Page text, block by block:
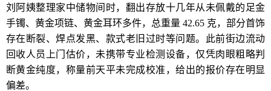
刘阿姨整理家中储物间时，翻出存放十几年从未佩戴的足金
手镯、黄金项链、黄金耳环多件，总重量 42.65 克，部分首饰
存在断裂、焊点发黑、款式老旧过时等问题。此前街边流动
回收人员上门估价，未携带专业检测设备，仅凭肉眼粗略判
断黄金纯度，称量前天平未完成校准，给出的报价存在明显
偏差。